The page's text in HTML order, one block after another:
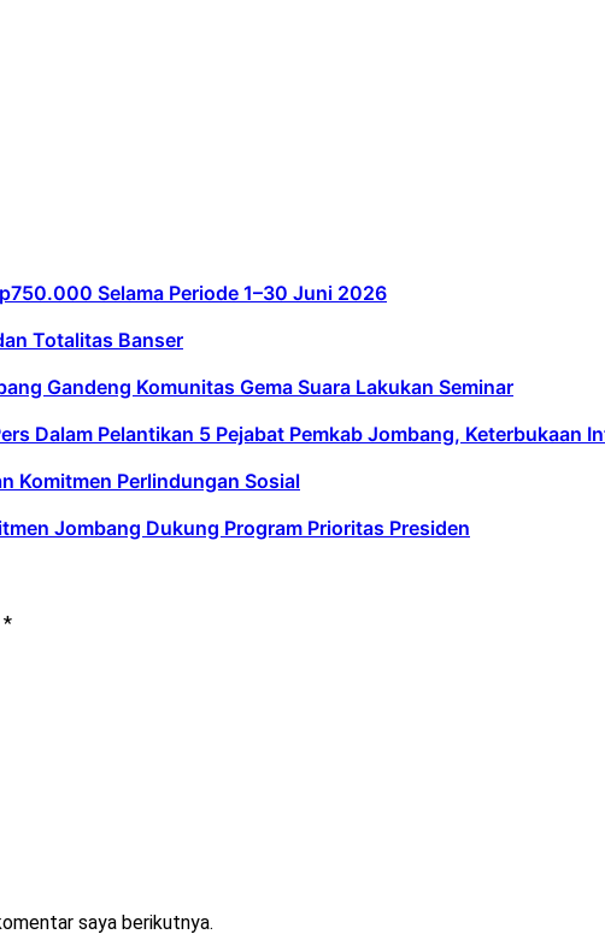
Selama Periode 1–30 Juni 2026
Totalitas Banser
Gandeng Komunitas Gema Suara Lakukan Seminar
Dalam Pelantikan 5 Pejabat Pemkab Jombang, Keterbukaan
Komitmen Perlindungan Sosial
Jombang Dukung Program Prioritas Presiden
*
saya berikutnya.